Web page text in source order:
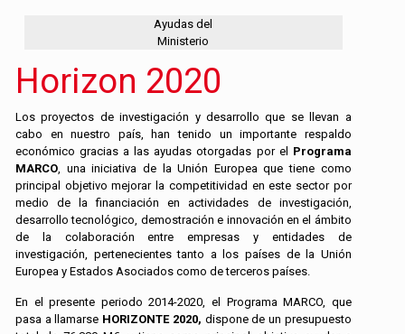
Ayudas del
Ministerio
Horizon 2020
Los proyectos de investigación y desarrollo que se llevan a
cabo en nuestro país, han tenido un importante respaldo
económico gracias a las ayudas otorgadas por el Programa
MARCO, una iniciativa de la Unión Europea que tiene como
principal objetivo mejorar la competitividad en este sector por
medio de la financiación en actividades de investigación,
desarrollo tecnológico, demostración e innovación en el ámbito
de la colaboración entre empresas y entidades de
investigación, pertenecientes tanto a los países de la Unión
Europea y Estados Asociados como de terceros países.
En el presente periodo 2014-2020, el Programa MARCO, que
pasa a llamarse HORIZONTE 2020, dispone de un presupuesto